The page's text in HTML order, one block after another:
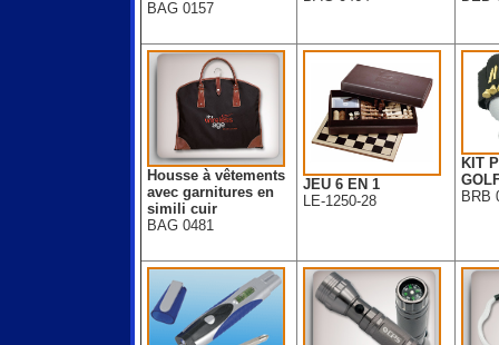
BAG 0157
Housse à vêtements
avec garnitures en
simili cuir
BAG 0481
JEU 6 EN 1
LE-1250-28
KIT
BRB